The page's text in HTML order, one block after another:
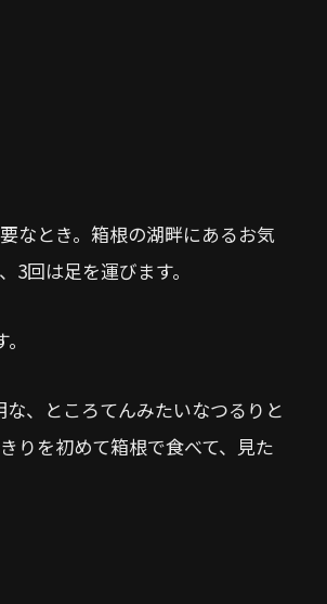
なとき。箱根の湖畔にあるお気
回は足を運びます。
、ところてんみたいなつるりと
りを初めて箱根で食べて、見た